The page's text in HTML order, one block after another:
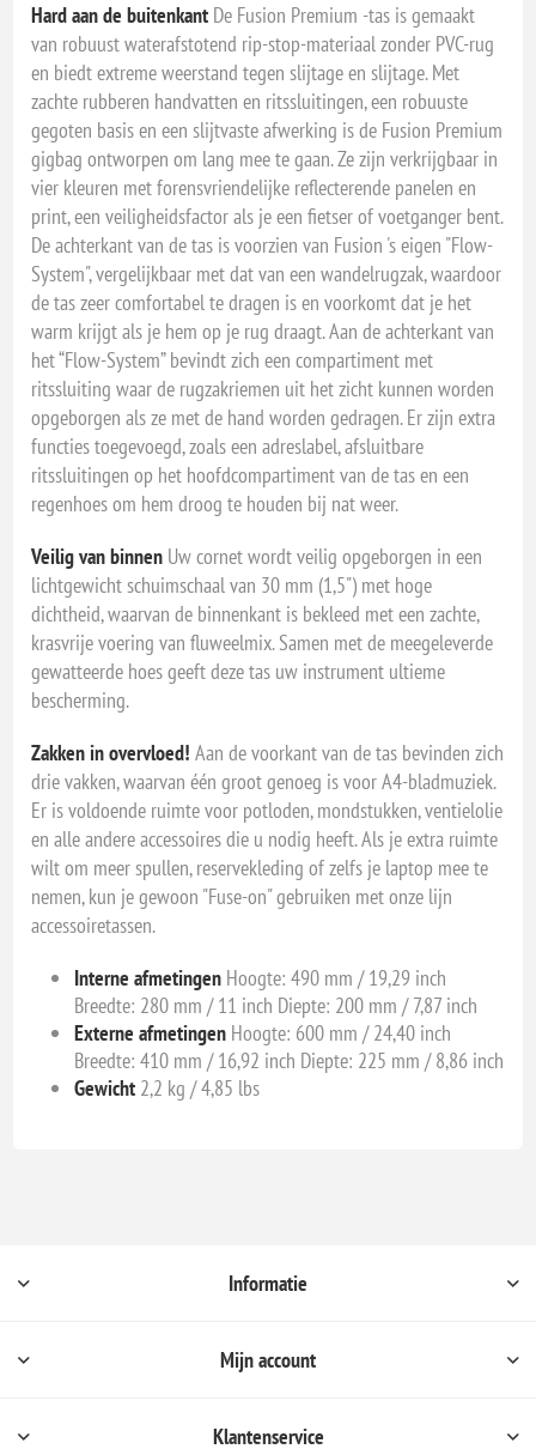
Hard aan de buitenkant De Fusion Premium -tas is gemaakt
van robuust waterafstotend rip-stop-materiaal zonder PVC-rug
en biedt extreme weerstand tegen slijtage en slijtage. Met
zachte rubberen handvatten en ritssluitingen, een robuuste
gegoten basis en een slijtvaste afwerking is de Fusion Premium
gigbag ontworpen om lang mee te gaan. Ze zijn verkrijgbaar in
vier kleuren met forensvriendelijke reflecterende panelen en
print, een veiligheidsfactor als je een fietser of voetganger bent.
De achterkant van de tas is voorzien van Fusion 's eigen "Flow-
System", vergelijkbaar met dat van een wandelrugzak, waardoor
de tas zeer comfortabel te dragen is en voorkomt dat je het
warm krijgt als je hem op je rug draagt. Aan de achterkant van
het “Flow-System” bevindt zich een compartiment met
ritssluiting waar de rugzakriemen uit het zicht kunnen worden
opgeborgen als ze met de hand worden gedragen. Er zijn extra
functies toegevoegd, zoals een adreslabel, afsluitbare
ritssluitingen op het hoofdcompartiment van de tas en een
regenhoes om hem droog te houden bij nat weer.
Veilig van binnen Uw cornet wordt veilig opgeborgen in een
lichtgewicht schuimschaal van 30 mm (1,5") met hoge
dichtheid, waarvan de binnenkant is bekleed met een zachte,
krasvrije voering van fluweelmix. Samen met de meegeleverde
gewatteerde hoes geeft deze tas uw instrument ultieme
bescherming.
Zakken in overvloed! Aan de voorkant van de tas bevinden zich
drie vakken, waarvan één groot genoeg is voor A4-bladmuziek.
Er is voldoende ruimte voor potloden, mondstukken, ventielolie
en alle andere accessoires die u nodig heeft. Als je extra ruimte
wilt om meer spullen, reservekleding of zelfs je laptop mee te
nemen, kun je gewoon "Fuse-on" gebruiken met onze lijn
accessoiretassen.
Interne afmetingen Hoogte: 490 mm / 19,29 inch
Breedte: 280 mm / 11 inch Diepte: 200 mm / 7,87 inch
Externe afmetingen Hoogte: 600 mm / 24,40 inch
Breedte: 410 mm / 16,92 inch Diepte: 225 mm / 8,86 inch
Gewicht 2,2 kg / 4,85 lbs
Informatie
Mijn account
Klantenservice